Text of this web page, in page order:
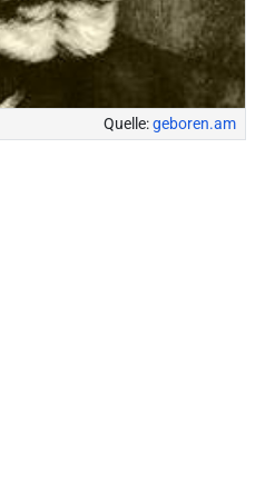
Quelle:geboren.am